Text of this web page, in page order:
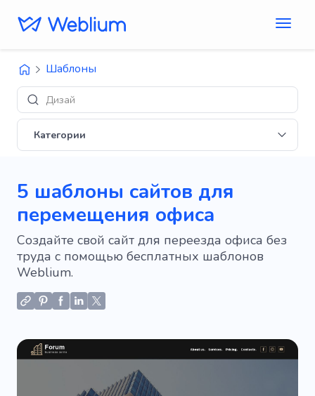
Шаблоны
Дизайны 'E-c
Категории
5 шаблоны сайтов для
перемещения офиса
Создайте свой сайт для переезда офиса без
труда с помощью бесплатных шаблонов
Weblium.